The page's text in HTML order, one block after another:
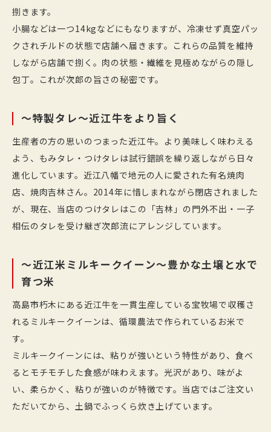
捌きます。
小腸などは一つ14kgなどにもなりますが、冷凍せず真空パッ
クされチルドの状態で店舗へ届きます。これらの品質を維持
しながら店舗で捌く。肉の状態・繊維を見極めながらの隠し
包丁。これが次郎の旨さの秘密です。
～特製タレ～近江牛をより旨く
生産者の方の思いのつまった近江牛。より美味しく味わえる
よう、もみタレ・つけタレは試行錯誤を繰り返しながら日々
進化しています。近江八幡で地元の人に愛された有名焼肉
店、焼肉吉林さん。2014年に惜しまれながら閉店されました
が、現在、当店のつけタレはこの「吉林」の門外不出・一子
相伝のタレを受け継ぎ次郎流にアレンジしています。
～近江米ミルキークイーン～豊かな土壌と水で
育つ米
高島市朽木にある近江牛を一貫生産している宝牧場で収穫さ
れるミルキークイーンは、循環農法で作られているお米で
す。
ミルキークイーンには、粘りが強いという特性があり、食べ
るとモチモチした食感が味わえます。光沢があり、味がよ
い、柔らかく、粘りが強いのが特徴です。当店ではご注文い
ただいてから、土鍋でふっくら炊き上げています。